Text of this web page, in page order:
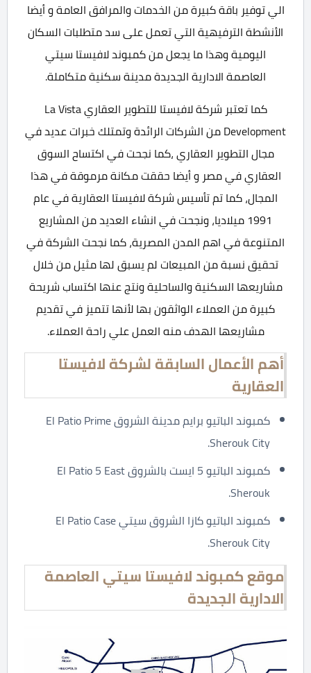
الي توفير باقة كبيرة من الخدمات والمرافق العامة و أيضا
الأنشطة الترفيهية التي تعمل على سد متطلبات السكان
اليومية وهذا ما يجعل من كمبوند لافيستا سيتي
العاصمة الادارية الجديدة مدينة سكنية متكاملة.
كما تعتبر شركة لافيستا للتطوير العقاري La Vista
Development من الشركات الرائدة وتمتلك خبرات عديد في
مجال التطوير العقاري ،كما نجحت في اكتساح السوق
العقاري في مصر و أيضا حققت مكانة مرموقة في هذا
المجال، كما تم تأسيس شركة لافيستا العقارية في عام
1991 ميلاديا، ونجحت في انشاء العديد من المشاريع
المتنوعة في اهم المدن المصرية، كما نجحت الشركة في
تحقيق نسبة من المبيعات لم يسبق لها مثيل من خلال
مشاريعها السكنية والساحلية ونتج عنها اكتساب شريحة
كبيرة من العملاء الواثقون بها لأنها تتميز في تقديم
مشاريعها الهدف منه العمل علي راحة العملاء.
أهم الأعمال السابقة لشركة لافيستا
العقارية
كمبوند الباتيو برايم مدينة الشروق El Patio Prime
Sherouk City.
كمبوند الباتيو 5 ايست بالشروق El Patio 5 East
Sherouk.
كمبوند الباتيو كازا الشروق سيتي El Patio Case
Sherouk City.
موقع كمبوند لافيستا سيتي العاصمة
الادارية الجديدة